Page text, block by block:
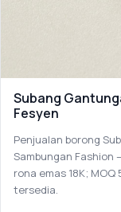
Subang
Fesyen
Penjualan borong
Sambungan Fashion
rona emas 18K;
tersedia.